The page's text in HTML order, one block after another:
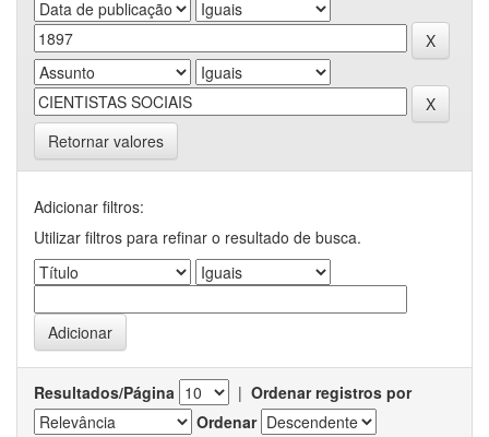
Retornar valores
Adicionar filtros:
Utilizar filtros para refinar o resultado de busca.
Resultados/Página | Ordenar registros por
Ordenar